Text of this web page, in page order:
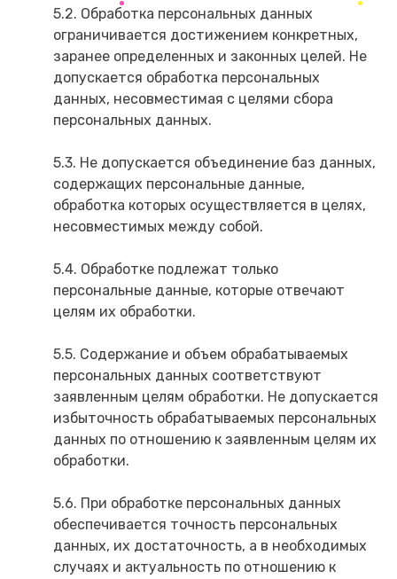
5.2. Обработка персональных данных
ограничивается достижением конкретных,
заранее определенных и законных целей. Не
допускается обработка персональных
данных, несовместимая с целями сбора
персональных данных.
5.3. Не допускается объединение баз данных,
содержащих персональные данные,
обработка которых осуществляется в целях,
несовместимых между собой.
5.4. Обработке подлежат только
персональные данные, которые отвечают
целям их обработки.
5.5. Содержание и объем обрабатываемых
персональных данных соответствуют
заявленным целям обработки. Не допускается
избыточность обрабатываемых персональных
данных по отношению к заявленным целям их
обработки.
5.6. При обработке персональных данных
обеспечивается точность персональных
данных, их достаточность, а в необходимых
случаях и актуальность по отношению к